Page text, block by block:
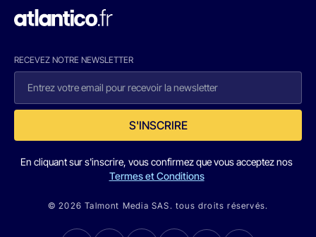
RECEVEZ NOTRE NEWSLETTER
S'INSCRIRE
En cliquant sur s'inscrire, vous confirmez que vous acceptez nos
Termes et Conditions
© 2026 Talmont Media SAS. tous droits réservés.